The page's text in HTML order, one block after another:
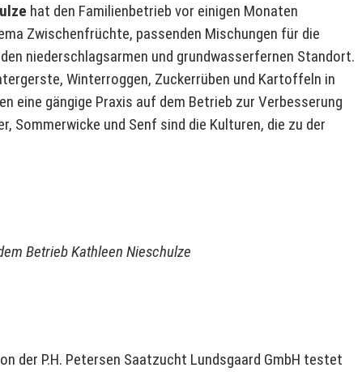
hat den Familienbetrieb vor einigen Monaten
Zwischenfrüchte, passenden Mischungen für die
niederschlagsarmen und grundwasserfernen Standort.
Winterroggen, Zuckerrüben und Kartoffeln in
eine gängige Praxis auf dem Betrieb zur Verbesserung
Sommerwicke und Senf sind die Kulturen, die zu der
Betrieb Kathleen Nieschulze
der P.H. Petersen Saatzucht Lundsgaard GmbH testet